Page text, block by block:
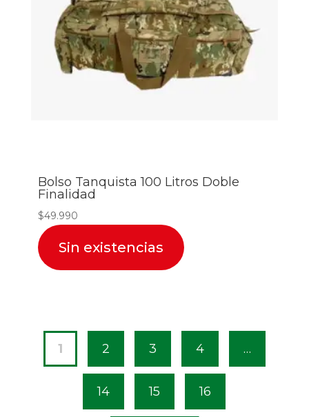
Bolso Tanquista 100 Litros Doble
Finalidad
$49.990
Sin existencias
1 2 3 4 …
14 15 16